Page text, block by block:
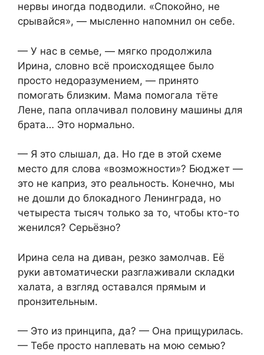
нервы иногда подводили. «Спокойно, не
срывайся», — мысленно напомнил он себе.
— У нас в семье, — мягко продолжила
Ирина, словно всё происходящее было
просто недоразумением, — принято
помогать близким. Мама помогала тёте
Лене, папа оплачивал половину машины для
брата… Это нормально.
— Я это слышал, да. Но где в этой схеме
место для слова «возможности»? Бюджет —
это не каприз, это реальность. Конечно, мы
не дошли до блокадного Ленинграда, но
четыреста тысяч только за то, чтобы кто-то
женился? Серьёзно?
Ирина села на диван, резко замолчав. Её
руки автоматически разглаживали складки
халата, а взгляд оставался прямым и
пронзительным.
— Это из принципа, да? — Она прищурилась.
— Тебе просто наплевать на мою семью?